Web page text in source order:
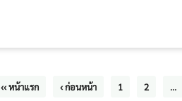
‹‹ หน้าแรก ‹ ก่อนหน้า 1 2 ...